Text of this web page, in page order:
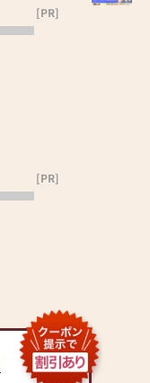
[PR]
[PR]